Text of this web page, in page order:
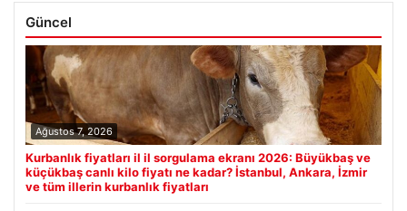
Güncel
Ağustos 7, 2026
Kurbanlık fiyatları il il sorgulama ekranı 2026: Büyükbaş ve
küçükbaş canlı kilo fiyatı ne kadar? İstanbul, Ankara, İzmir
ve tüm illerin kurbanlık fiyatları